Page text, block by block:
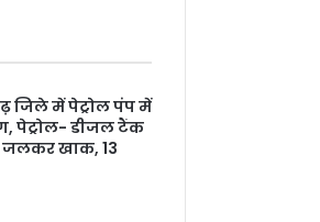
जिले में पेट्रोल पंप में
पेट्रोल- डीजल टैंक
जलकर खाक, 13